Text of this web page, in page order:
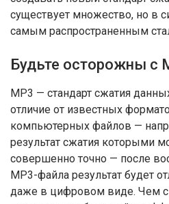
существует множество, но в
самым распространенным
Будьте осторожны с
МР3 — стандарт сжатия
отличие от известных
компьютерных файлов —
результат сжатия которыми
совершенно точно — после
МР3-файла результат будет
даже в цифровом виде. Чем